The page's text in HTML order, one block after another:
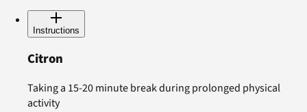
Instructions
Citron
Taking a 15-20 minute break during prolonged physical
activity